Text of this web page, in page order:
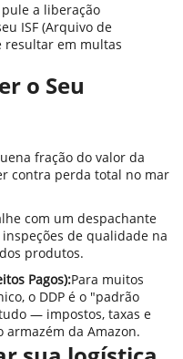
a liberação
ISF (Arquivo de
resultar em multas
o Seu
fração do valor da
contra perda total no mar
com um despachante
de qualidade na
produtos.
Pagos):Para muitos
o DDP é o "padrão
— impostos, taxas e
da Amazon.